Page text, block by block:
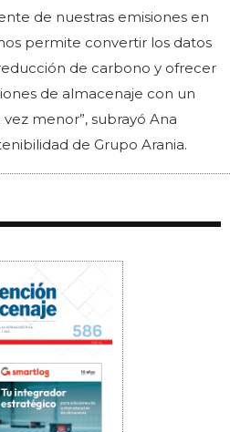
de nuestras emisiones en
permite convertir los datos
de carbono y ofrecer
de almacenaje con un
menor”, subrayó Ana
de Grupo Arania.